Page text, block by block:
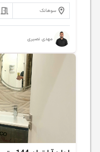
سوهانک
مهدی نصیری